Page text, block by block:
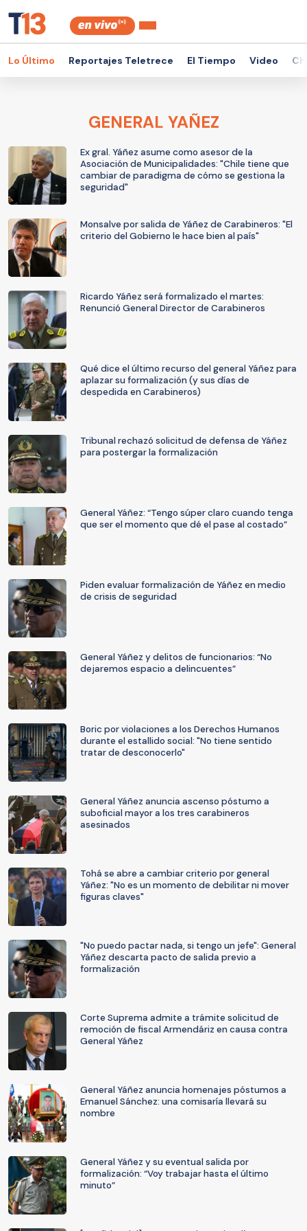
Lo Último Reportajes Teletrece El Tiempo Video
GENERAL YAÑEZ
Ex gral. Yáñez asume como asesor de la
Asociación de Municipalidades: "Chile tiene que
cambiar de paradigma de cómo se gestiona la
seguridad"
Monsalve por salida de Yáñez de Carabineros: "El
criterio del Gobierno le hace bien al país"
Ricardo Yáñez será formalizado el martes:
Renunció General Director de Carabineros
Qué dice el último recurso del general Yáñez para
aplazar su formalización (y sus días de
despedida en Carabineros)
Tribunal rechazó solicitud de defensa de Yáñez
para postergar la formalización
General Yáñez: “Tengo súper claro cuando tenga
que ser el momento que dé el pase al costado”
Piden evaluar formalización de Yáñez en medio
de crisis de seguridad
General Yáñez y delitos de funcionarios: “No
dejaremos espacio a delincuentes”
Boric por violaciones a los Derechos Humanos
durante el estallido social: "No tiene sentido
tratar de desconocerlo"
General Yáñez anuncia ascenso póstumo a
suboficial mayor a los tres carabineros
asesinados
Tohá se abre a cambiar criterio por general
Yáñez: "No es un momento de debilitar ni mover
figuras claves"
"No puedo pactar nada, si tengo un jefe": General
Yáñez descarta pacto de salida previo a
formalización
Corte Suprema admite a trámite solicitud de
remoción de fiscal Armendáriz en causa contra
General Yáñez
General Yáñez anuncia homenajes póstumos a
Emanuel Sánchez: una comisaría llevará su
nombre
General Yáñez y su eventual salida por
formalización: “Voy trabajar hasta el último
minuto”